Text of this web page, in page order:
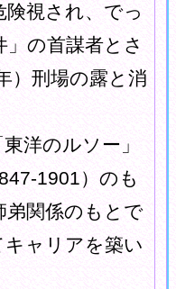
視され、でっ
の首謀者とさ
）刑場の露と消
洋のルソー」
1901）のも
弟関係のもとで
キャリアを築い